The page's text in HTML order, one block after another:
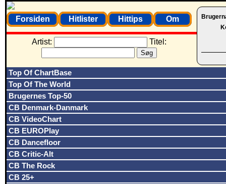
Forsiden Hitlister Hittips Om
Artist: Titel:
Top Of ChartBase
Top Of The World
Brugernes Top-50
CB Denmark-Danmark
CB VideoChart
CB EUROPlay
CB Dancefloor
CB Critic-Alt
CB The Rock
CB 25+